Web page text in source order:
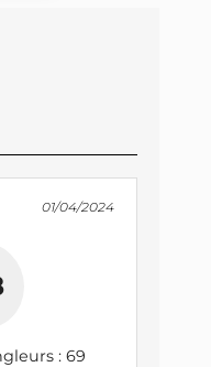
01/04/2024
: 69